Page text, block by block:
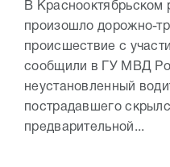
В Краснооктябрьском
произошло дорожно-
происшествие с
сообщили в ГУ МВД
неустановленный
пострадавшего
предварительной...